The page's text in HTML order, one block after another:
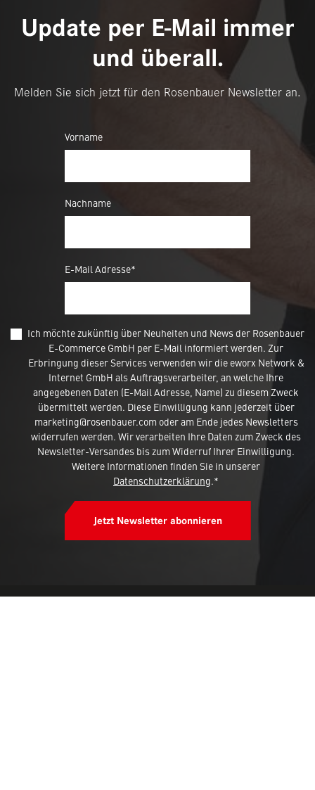
Update per E-Mail immer
und überall.
Melden Sie sich jetzt für den Rosenbauer Newsletter an.
Vorname
Nachname
E-Mail Adresse*
Ich möchte zukünftig über Neuheiten und News der Rosenbauer
E-Commerce GmbH per E-Mail informiert werden. Zur
Erbringung dieser Services verwenden wir die eworx Network &
Internet GmbH als Auftragsverarbeiter, an welche Ihre
angegebenen Daten (E-Mail Adresse, Name) zu diesem Zweck
übermittelt werden. Diese Einwilligung kann jederzeit über
marketing@rosenbauer.com oder am Ende jedes Newsletters
widerrufen werden. Wir verarbeiten Ihre Daten zum Zweck des
Newsletter-Versandes bis zum Widerruf Ihrer Einwilligung.
Weitere Informationen finden Sie in unserer
Datenschutzerklärung.*
Jetzt Newsletter abonnieren